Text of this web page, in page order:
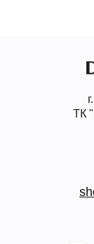
ТК